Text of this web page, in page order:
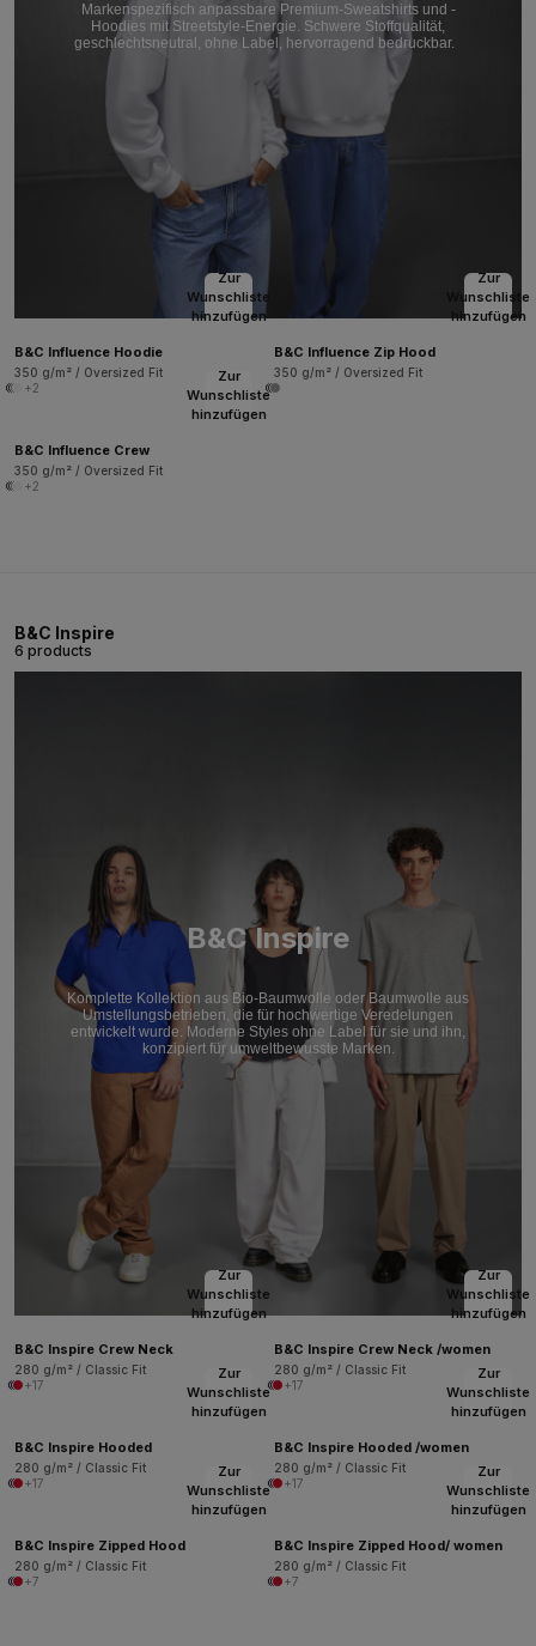
Markenspezifisch anpassbare Premium-Sweatshirts und -
Hoodies mit Streetstyle-Energie. Schwere Stoffqualität,
geschlechtsneutral, ohne Label, hervorragend bedruckbar.
Zur
Wunschliste
hinzufügen
B&C Influence Hoodie
350 g/m² / Oversized Fit
+2
Zur
Wunschliste
hinzufügen
B&C Influence Zip Hood
350 g/m² / Oversized Fit
Zur
Wunschliste
hinzufügen
B&C Influence Crew
350 g/m² / Oversized Fit
+2
B&C Inspire
6 products
B&C Inspire
Komplette Kollektion aus Bio-Baumwolle oder Baumwolle aus
Umstellungsbetrieben, die für hochwertige Veredelungen
entwickelt wurde. Moderne Styles ohne Label für sie und ihn,
konzipiert für umweltbewusste Marken.
Zur
Wunschliste
hinzufügen
B&C Inspire Crew Neck
280 g/m² / Classic Fit
+17
Zur
Wunschliste
hinzufügen
B&C Inspire Crew Neck /women
280 g/m² / Classic Fit
+17
Zur
Wunschliste
hinzufügen
B&C Inspire Hooded
280 g/m² / Classic Fit
+17
Zur
Wunschliste
hinzufügen
B&C Inspire Hooded /women
280 g/m² / Classic Fit
+17
Zur
Wunschliste
hinzufügen
B&C Inspire Zipped Hood
280 g/m² / Classic Fit
+7
Zur
Wunschliste
hinzufügen
B&C Inspire Zipped Hood/ women
280 g/m² / Classic Fit
+7